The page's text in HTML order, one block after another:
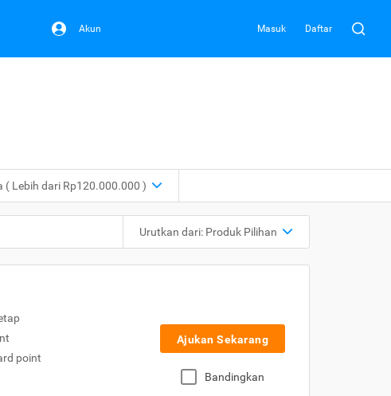
Akun Masuk Daftar
( Lebih dari Rp120.000.000 )
Urutkan dari: Produk Pilihan
point
Ajukan Sekarang
Bandingkan